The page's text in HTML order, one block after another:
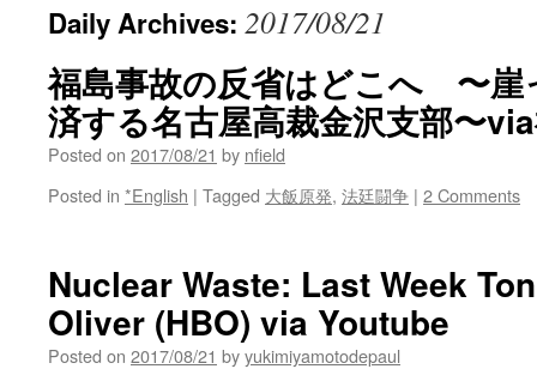
Daily Archives: 2017/08/21
福島事故の反省はどこへ 〜崖
済する名古屋高裁金沢支部〜
Posted on 2017/08/21 by nfield
Posted in *English | Tagged 大飯原発, 法廷闘争 | 2 Comments
Nuclear Waste: Last Week
Oliver (HBO) via Youtube
Posted on 2017/08/21 byyukimiyamotodepaul